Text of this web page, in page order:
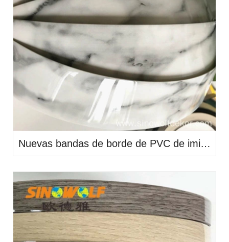
Nuevas bandas de borde de PVC de imitación de madera populares